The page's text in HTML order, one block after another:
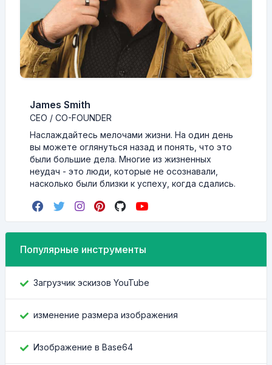
James Smith
CEO / CO-FOUNDER
Наслаждайтесь мелочами жизни. На один день
вы можете оглянуться назад и понять, что это
были большие дела. Многие из жизненных
неудач - это люди, которые не осознавали,
насколько были близки к успеху, когда сдались.
Популярные инструменты
Загрузчик эскизов YouTube
изменение размера изображения
Изображение в Base64